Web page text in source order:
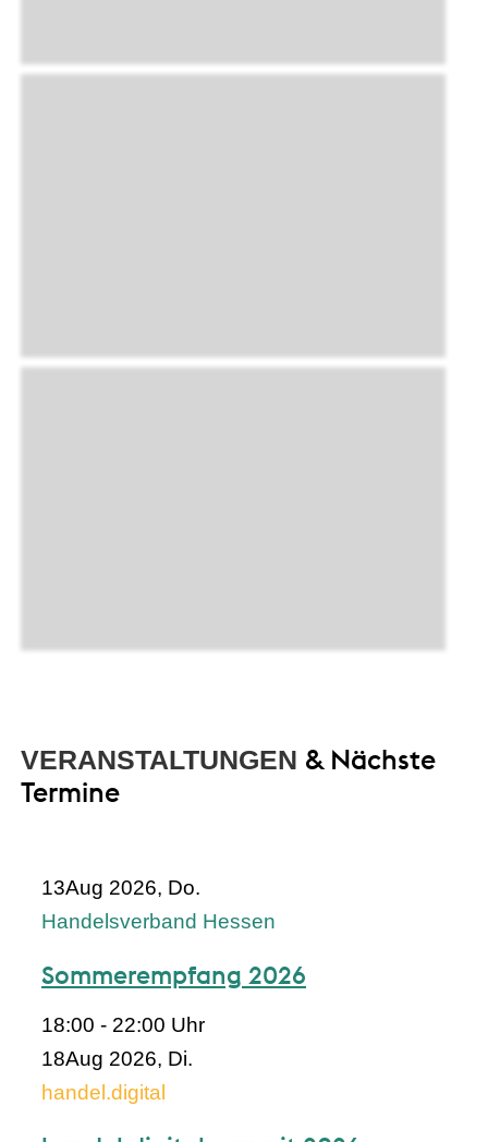
VERANSTALTUNGEN & Nächste
Termine
13Aug 2026, Do.
Handelsverband Hessen
Sommerempfang 2026
18:00 - 22:00 Uhr
18Aug 2026, Di.
handel.digital